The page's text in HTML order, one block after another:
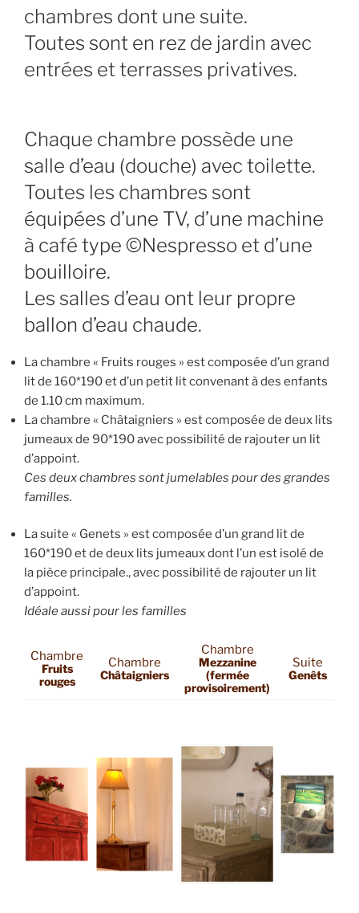
chambres dont une suite.
Toutes sont en rez de jardin avec
entrées et terrasses privatives.
Chaque chambre possède une
salle d’eau (douche) avec toilette.
Toutes les chambres sont
équipées d’une TV, d’une machine
à café type ©Nespresso et d’une
bouilloire.
Les salles d’eau ont leur propre
ballon d’eau chaude.
La chambre « Fruits rouges » est composée d’un grand
lit de 160*190 et d’un petit lit convenant à des enfants
de 1.10 cm maximum.
La chambre « Châtaigniers » est composée de deux lits
jumeaux de 90*190 avec possibilité de rajouter un lit
d’appoint.
Ces deux chambres sont jumelables pour des grandes
familles.
La suite « Genets » est composée d’un grand lit de
160*190 et de deux lits jumeaux dont l’un est isolé de
la pièce principale., avec possibilité de rajouter un lit
d’appoint.
Idéale aussi pour les familles
Chambre
Fruits
rouges
Chambre
Châtaigniers
Chambre
Mezzanine
(fermée
provisoirement)
Suite
Genêts